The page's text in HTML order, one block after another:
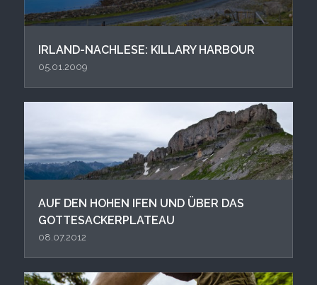
IRLAND-NACHLESE: KILLARY HARBOUR
05.01.2009
AUF DEN HOHEN IFEN UND ÜBER DAS
GOTTESACKERPLATEAU
08.07.2012